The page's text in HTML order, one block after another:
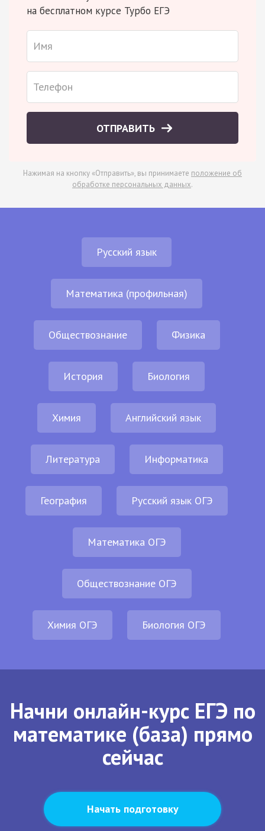
на бесплатном курсе Турбо ЕГЭ
ОТПРАВИТЬ
Нажимая на кнопку «Отправить», вы принимаете положение об
обработке персональных данных.
Русский язык
Математика (профильная)
Обществознание Физика
История Биология
Химия Английский язык
Литература Информатика
География Русский язык ОГЭ
Математика ОГЭ
Обществознание ОГЭ
Химия ОГЭ Биология ОГЭ
Начни онлайн-курс ЕГЭ по
математике (база) прямо
сейчас
Начать подготовку